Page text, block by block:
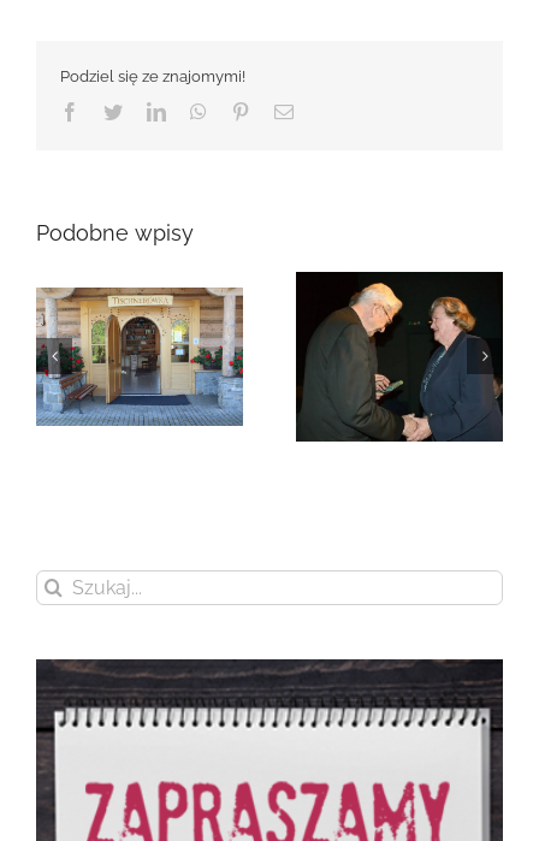
Podziel się ze znajomymi!
Facebook
TwitterLinkedInWhatsApp
PinterestEmail
Podobne wpisy
Zmarła Genowefa
Sikora
Zmarła Wanda
Czubernatowa
Szukaj